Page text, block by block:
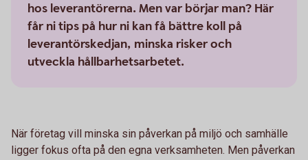
hos leverantörerna. Men var börjar man? Här
får ni tips på hur ni kan få bättre koll på
leverantörskedjan, minska risker och
utveckla hållbarhetsarbetet.
När företag vill minska sin påverkan på miljö och samhälle
ligger fokus ofta på den egna verksamheten. Men påverkan